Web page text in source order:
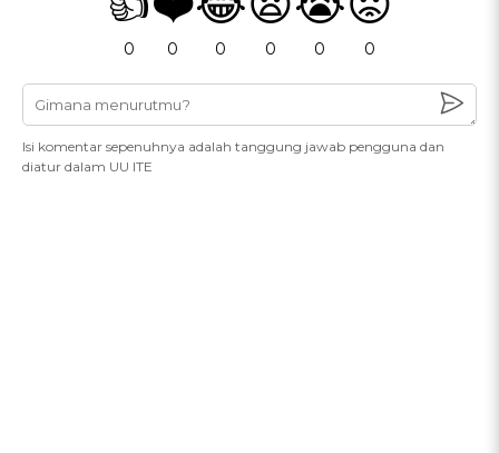
0 0 0 0 0 0
Isi komentar sepenuhnya adalah tanggung jawab pengguna dan
diatur dalam UU ITE